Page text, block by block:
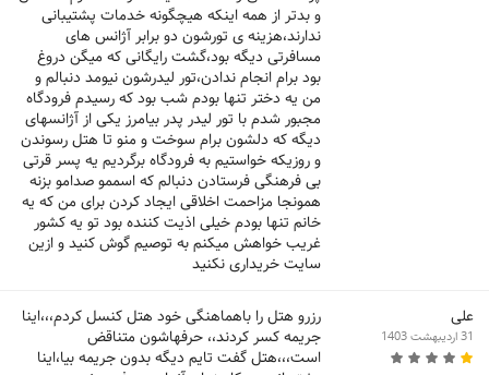
و بدتر از همه اینکه هیچگونه خدمات پشتیبانی
ندارند،هزینه ی تورشون دو برابر آژانس های
مسافرتی دیگه بود،گشت رایگانی که میگن دروغ
بود برام انجام ندادن،تور لیدرشون نیومد دنبالم و
من یه دختر تنها بودم شب بود که رسیدم فرودگاه
مجبور شدم با تور لیدر پدر بیامرز یکی از آژانسهای
دیگه که دلشون برام سوخت و منو تا هتل رسوندن
و روزیکه خواستیم به فرودگاه برگردیم یه پسر قرتی
بی فرهنگی فرستادن دنبالم که اسممو صدامو بزنه
همونجا مزاحمت اخلاقی ایجاد کردن برای من که یه
خانم تنها بودم خیلی اذیت کننده بود تو یه کشور
غریب خواهش میکنم به توصیم گوش کنید و ازین
سایت خریداری نکنید
علی
31 اردیبهشت 1403
رزرو هتل را باهماهنگی خود هتل کنسل کردم،،،اینا
جریمه کسر کردند،، حرفهاشون متناقض
است،،،هتل گفت تایم دیگه بدون جریمه بیا،اینا